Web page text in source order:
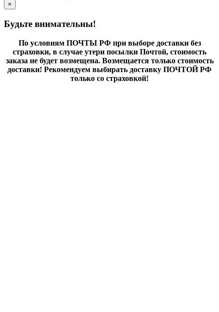
×
Будьте внимательны!
По условиям ПОЧТЫ РФ при выборе доставки без
страховки, в случае утери посылки Почтой, стоимость
заказа не будет возмещена. Возмещается только стоимость
доставки! Рекомендуем выбирать доставку ПОЧТОЙ РФ
только со страховкой!